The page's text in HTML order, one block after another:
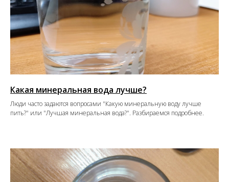
Какая минеральная вода лучше?
Люди часто задаются вопросами "Какую минеральную воду лучше
пить?" или "Лучшая минеральная вода?". Разбираемся подробнее.